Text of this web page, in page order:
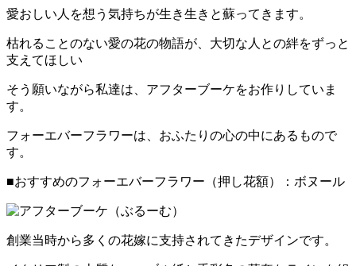
愛おしい人を想う気持ちが生き生きと蘇ってきます。
枯れることのない愛の花の物語が、大切な人との絆をずっと
支えてほしい
そう願いながら私達は、アフターブーケをお作りしていま
す。
フォーエバーフラワーは、おふたりの心の中にあるもので
す。
■おすすめのフォーエバーフラワー（押し花額）：ボヌール
創業当時から多くの花嫁に支持されてきたデザインです。